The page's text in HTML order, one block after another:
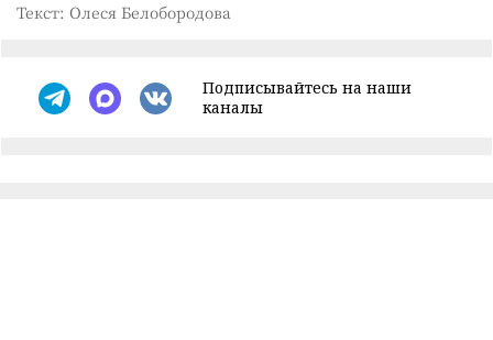
Текст: Олеся Белобородова
Подписывайтесь на наши
каналы